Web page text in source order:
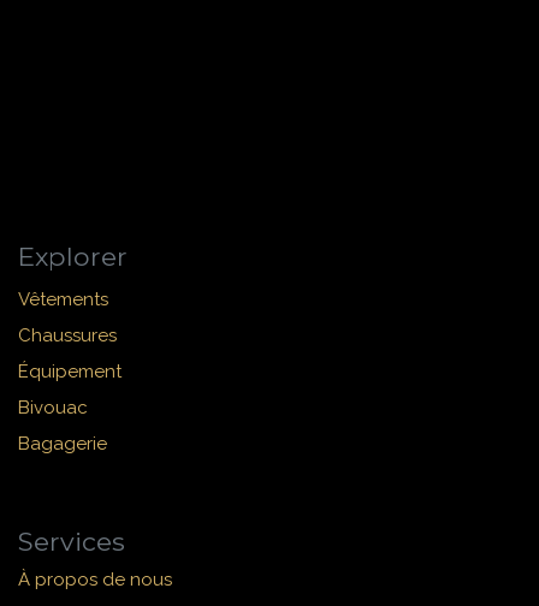
Explorer
Vêtements
Chaussures
Équipement
Bivouac
Bagagerie
Services
À propos de nous